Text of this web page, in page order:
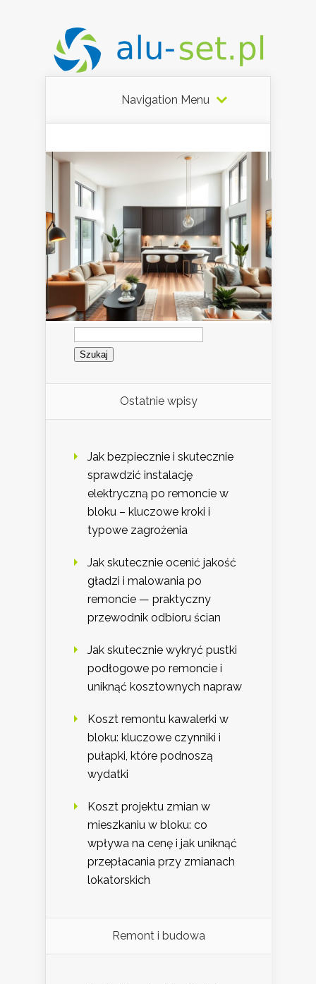
Navigation Menu
Szukaj:
Ostatnie wpisy
Jak bezpiecznie i skutecznie
sprawdzić instalację
elektryczną po remoncie w
bloku – kluczowe kroki i
typowe zagrożenia
Jak skutecznie ocenić jakość
gładzi i malowania po
remoncie — praktyczny
przewodnik odbioru ścian
Jak skutecznie wykryć pustki
podłogowe po remoncie i
uniknąć kosztownych napraw
Koszt remontu kawalerki w
bloku: kluczowe czynniki i
pułapki, które podnoszą
wydatki
Koszt projektu zmian w
mieszkaniu w bloku: co
wpływa na cenę i jak uniknąć
przepłacania przy zmianach
lokatorskich
Remont i budowa